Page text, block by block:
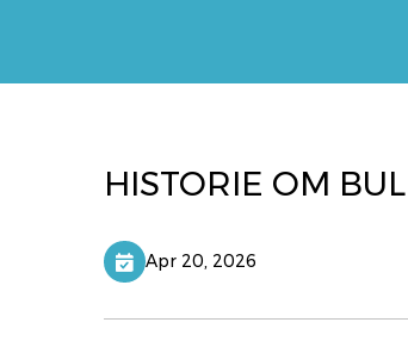
HISTORIE OM
Apr 20, 2026